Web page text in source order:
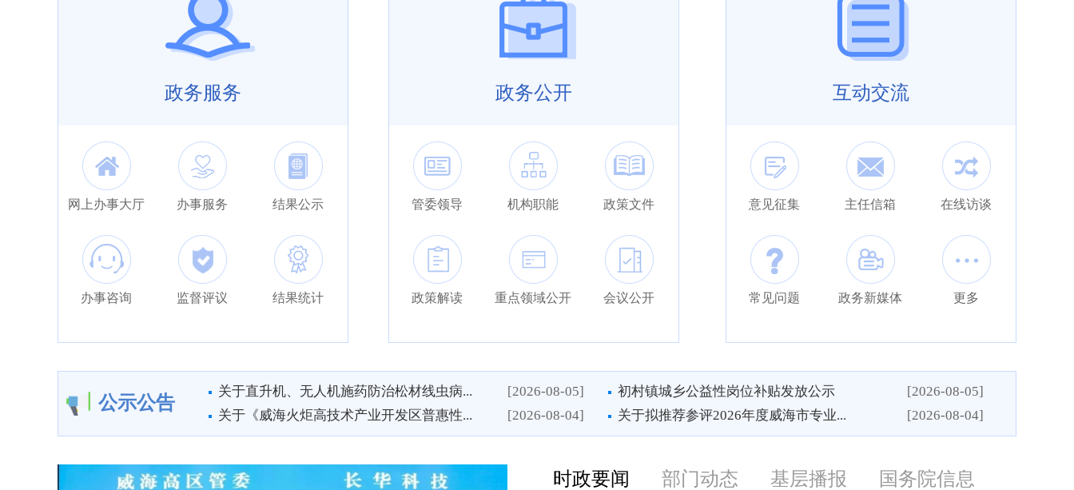
政务服务
网上办事大厅 办事服务 结果公示
办事咨询 监督评议 结果统计
政务公开
管委领导 机构职能 政策文件
政策解读 重点领域公开 会议公开
互动交流
意见征集 主任信箱 在线访谈
常见问题 政务新媒体 更多
公示公告
关于直升机、无人机施药防治松材线虫病... [2026-08-05] 初村镇城乡公益性岗位补贴发放公示
[2026-08-05]
关于《威海火炬高技术产业开发区普惠性...
[2026-08-04] 关于拟推荐参评2026年度威海市专业... [2026-08-04]
时政要闻 部门动态 基层播报 国务院信息